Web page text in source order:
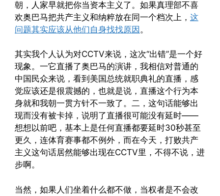
朝，人家早就把你当资本主义了。如果真理部不喜
欢奥巴马把共产主义和纳粹放在同一个档次上， 这
问题其实应该从他们自身找找原因 。
其实我个人认为对CCTV来说，这次“出错”是一个好
现象。一它直播了奥巴马的演讲，我相信对普通的
中国民众来说，看到美国总统就职典礼的直播，感
觉应该还是很震撼的，也就是说，直播这个行为本
身就和我朝一贯方针不一致了。二，这句话能够出
现而没有被卡掉，说明了直播很可能没有延时——
想想以前吧，基本上是任何直播都要延时30秒甚至
更久，连体育赛事都不例外，而在今天，打败共产
主义这句话居然能够出现在CCTV里，不得不说，进
步啊。
当然，如果人们坐着什么都不做，当权者是不会改